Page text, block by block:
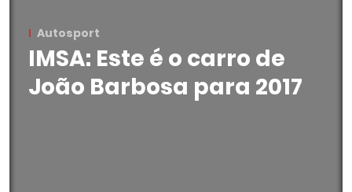
Autosport
IMSA: Este é o carro de
João Barbosa para 2017